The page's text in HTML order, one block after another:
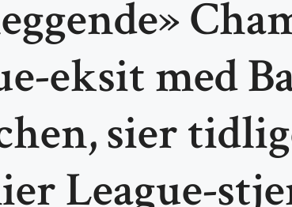
eksit med
sier
League-